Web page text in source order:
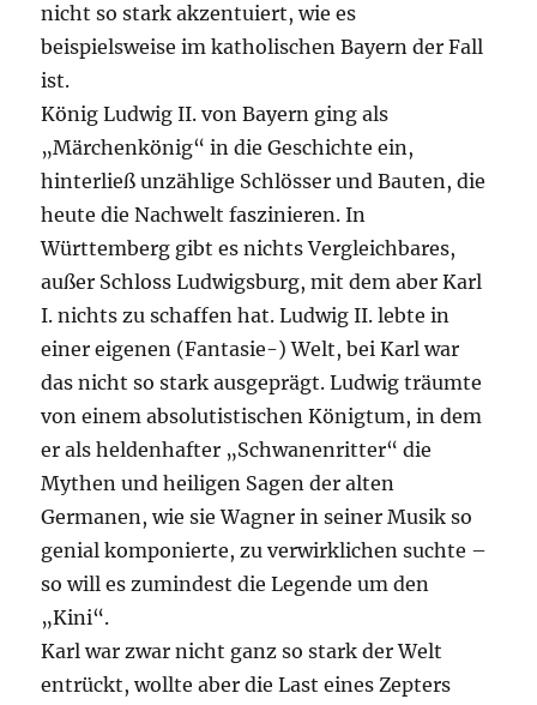
nicht so stark akzentuiert, wie es
beispielsweise im katholischen Bayern der Fall
ist.
König Ludwig II. von Bayern ging als
„Märchenkönig“ in die Geschichte ein,
hinterließ unzählige Schlösser und Bauten, die
heute die Nachwelt faszinieren. In
Württemberg gibt es nichts Vergleichbares,
außer Schloss Ludwigsburg, mit dem aber Karl
I. nichts zu schaffen hat. Ludwig II. lebte in
einer eigenen (Fantasie-) Welt, bei Karl war
das nicht so stark ausgeprägt. Ludwig träumte
von einem absolutistischen Königtum, in dem
er als heldenhafter „Schwanenritter“ die
Mythen und heiligen Sagen der alten
Germanen, wie sie Wagner in seiner Musik so
genial komponierte, zu verwirklichen suchte –
so will es zumindest die Legende um den
„Kini“.
Karl war zwar nicht ganz so stark der Welt
entrückt, wollte aber die Last eines Zepters